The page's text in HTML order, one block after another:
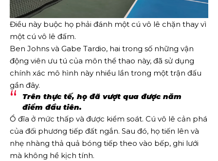
Điều này buộc họ phải đánh một cú vô lê chặn thay vì
một cú vô lê đấm.
Ben Johns và Gabe Tardio, hai trong số những vận
động viên ưu tú của môn thể thao này, đã sử dụng
chính xác mô hình này nhiều lần trong một trận đấu
gần đây.
Trên thực tế, họ đã vượt qua được năm
điểm đầu tiên.
Ổ đĩa ở mức thấp và được kiểm soát. Cú vô lê cản phá
của đối phương tiếp đất ngắn. Sau đó, họ tiến lên và
nhẹ nhàng thả quả bóng tiếp theo vào bếp, ghi lưới
mà không hề kịch tính.